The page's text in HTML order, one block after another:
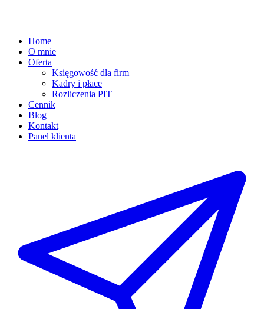
Home
O mnie
Oferta
Księgowość dla firm
Kadry i płace
Rozliczenia PIT
Cennik
Blog
Kontakt
Panel klienta